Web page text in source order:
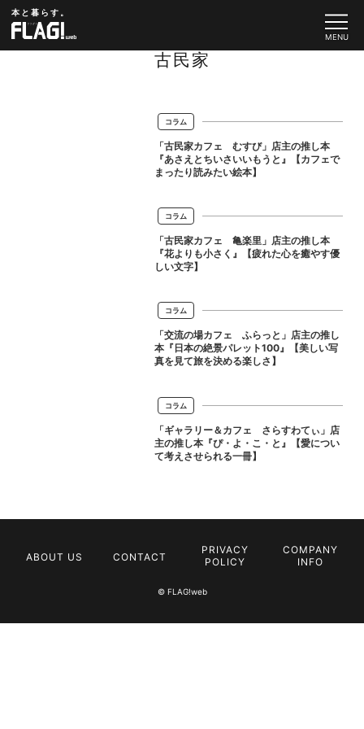
本と暮らす。
古民家
コラム
「古民家カフェ むすび」店主の推し本
『あさえとちいさいいもうと』【カフェで
まったり読みたい絵本】
コラム
「古民家カフェ 亀楽里」店主の推し本
『花よりも小さく』【疲れた心を癒やす優
しい文字】
コラム
「交流の場カフェ ふらっと」店主の推し
本『日本の絶景パレット100』【美しい写
真を見て旅を決める楽しさ】
コラム
「ギャラリー＆カフェ さらすわてぃ」店
主の推し本『ぴ・よ・こ・と』【愛につい
て考えさせられる一冊】
ABOUT US CONTACT
PRIVACY
POLICY
COMPANY
INFO
© FLAG!web